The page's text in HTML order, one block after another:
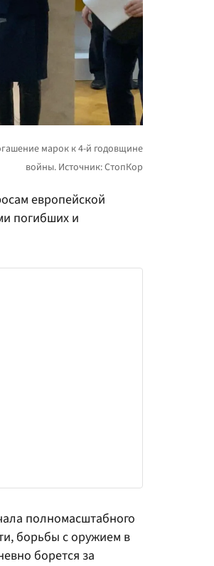
европейской
погибших и
полномасштабного
борьбы с оружием в
борется за